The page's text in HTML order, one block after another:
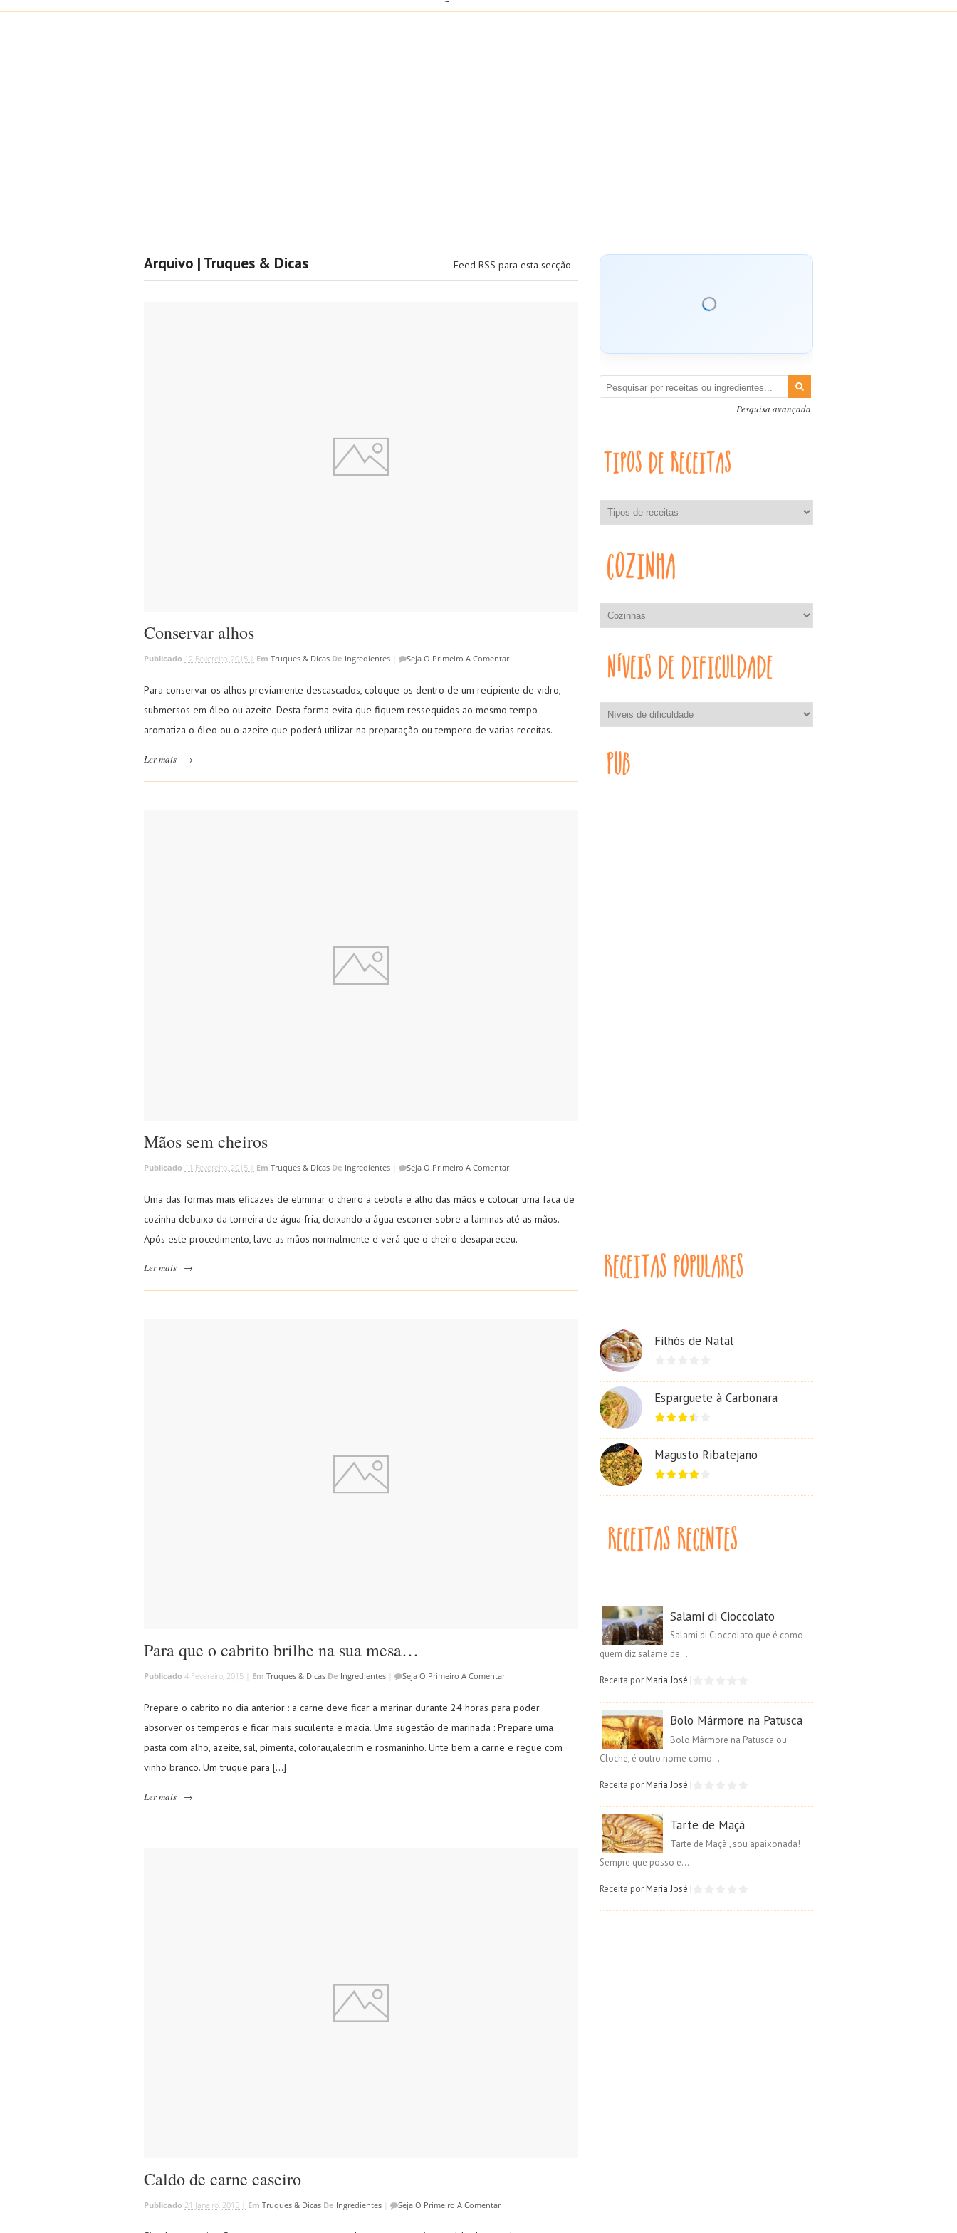
Arquivo | Truques & Dicas Feed RSS para esta secção
Conservar alhos
Publicado 12 Fevereiro, 2015 | Em Truques & Dicas De Ingredientes Seja O Primeiro A Comentar
Para conservar os alhos previamente descascados, coloque-os dentro de um recipiente de vidro,
submersos em óleo ou azeite. Desta forma evita que fiquem ressequidos ao mesmo tempo
aromatiza o óleo ou o azeite que poderá utilizar na preparação ou tempero de varias receitas.
Ler mais →
Mãos sem cheiros
Publicado 11 Fevereiro, 2015 | Em Truques & Dicas De Ingredientes Seja O Primeiro A Comentar
Uma das formas mais eficazes de eliminar o cheiro a cebola e alho das mãos e colocar uma faca de
cozinha debaixo da torneira de água fria, deixando a água escorrer sobre a laminas até as mãos.
Após este procedimento, lave as mãos normalmente e verá que o cheiro desapareceu.
Ler mais →
Para que o cabrito brilhe na sua mesa…
Publicado 4 Fevereiro, 2015 | Em Truques & Dicas De Ingredientes Seja O Primeiro A Comentar
Prepare o cabrito no dia anterior : a carne deve ficar a marinar durante 24 horas para poder
absorver os temperos e ficar mais suculenta e macia. Uma sugestão de marinada : Prepare uma
pasta com alho, azeite, sal, pimenta, colorau,alecrim e rosmaninho. Unte bem a carne e regue com
vinho branco. Um truque para […]
Ler mais →
Caldo de carne caseiro
Publicado 21 Janeiro, 2015 | Em Truques & Dicas De Ingredientes Seja O Primeiro A Comentar
Pesquisa avançada
Filhós de Natal
Esparguete à Carbonara
Magusto Ribatejano
Salami di Cioccolato
Salami di Cioccolato que é como
quem diz salame de...
Receita porMaria José |
Bolo Mármore na Patusca
Bolo Mármore na Patusca ou
Cloche, é outro nome como...
Receita porMaria José |
Tarte de Maçã
Tarte de Maçã , sou apaixonada!
Sempre que posso e...
Receita porMaria José |